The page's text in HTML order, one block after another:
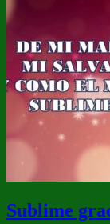
Sublime